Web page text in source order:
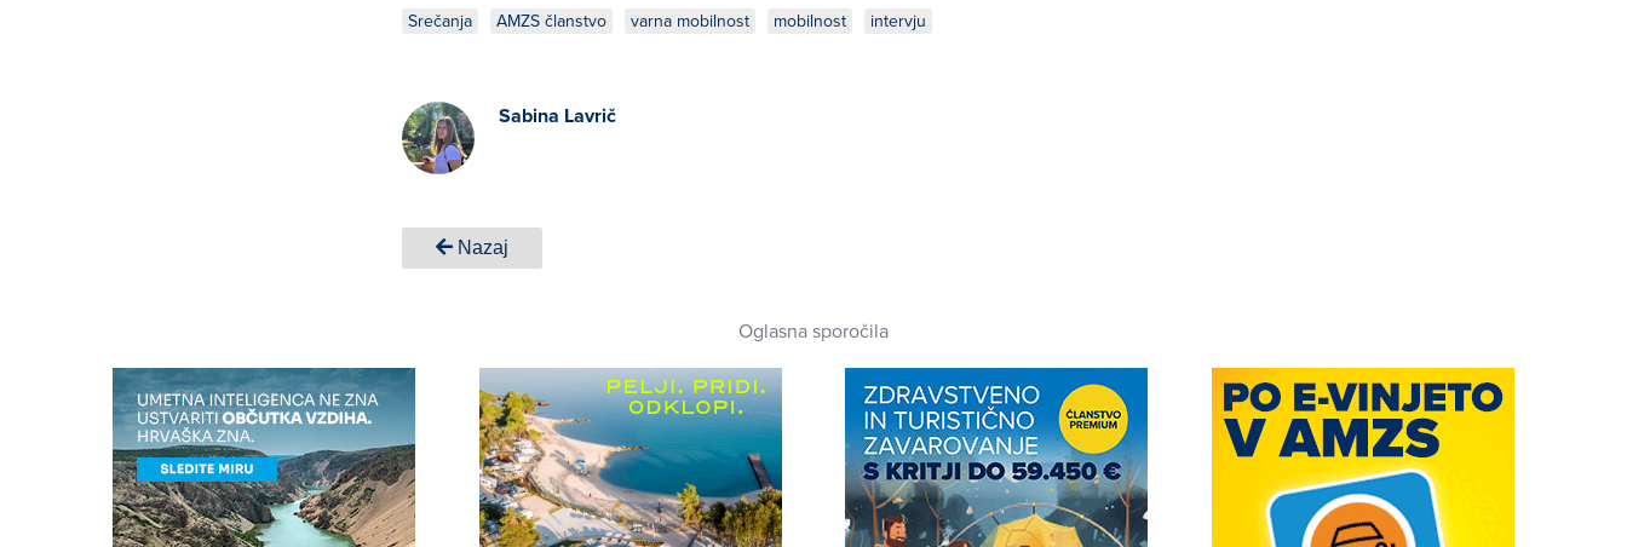
Srečanja AMZS članstvo varna mobilnost mobilnost intervju
Sabina Lavrič
Nazaj
Oglasna sporočila